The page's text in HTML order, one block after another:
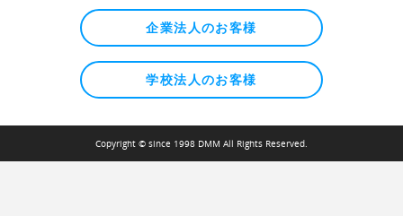
企業法人のお客様
学校法人のお客様
Copyright © since 1998 DMM All Rights Reserved.